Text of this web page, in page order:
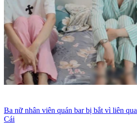
Ba nữ nhân viên quán bar bị bắt vì liên
Cái